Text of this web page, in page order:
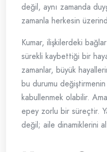
değil, aynı zamanda
zamanla herkesin
Kumar, ilişkilerdeki
sürekli kaybettiği bir
zamanlar, büyük
bu durumu
kabullenmek olabilir.
epey zorlu bir süreçtir.
değil; aile dinamiklerini